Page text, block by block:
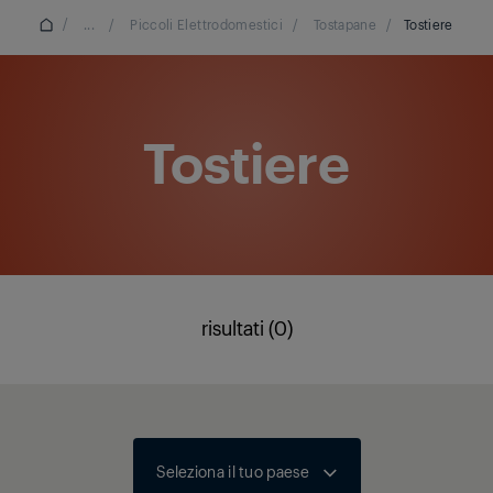
/ ... / Piccoli Elettrodomestici / Tostapane / Tostiere
Tostiere
risultati (0)
Seleziona il tuo paese